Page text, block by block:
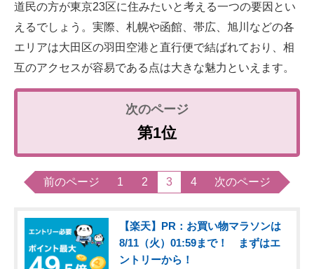
道民の方が東京23区に住みたいと考える一つの要因とい
えるでしょう。実際、札幌や函館、帯広、旭川などの各
エリアは大田区の羽田空港と直行便で結ばれており、相
互のアクセスが容易である点は大きな魅力といえます。
第1位
前のページ 1 2 3 4 次のページ
【楽天】PR：お買い物マラソンは
8/11（火）01:59まで！ まずはエ
ントリーから！